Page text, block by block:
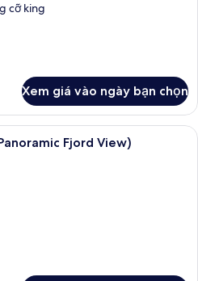
cỡ king
Xem giá vào ngày bạn chọn
Fjord View)